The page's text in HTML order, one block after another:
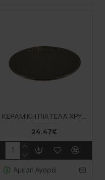
ΚΕΡΑΜΙΚΗ ΠΙΑΤΕΛΑ ΧΡΥΣΟ-ΜΟΚΚΑ ΔΙΧΤΥ Φ30x4cm 1/8ΚΙΒ
24.47€
Άμεση Αγορά